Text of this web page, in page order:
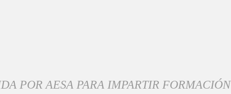
POR AESA PARA IMPARTIR FORMACIÓN